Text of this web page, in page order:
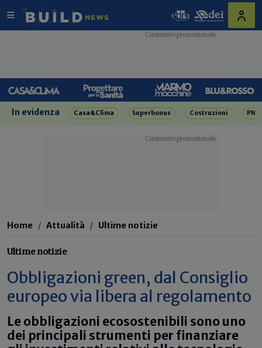
In evidenza Casa&Clima Superbonus Costruzioni
Home Attualità Ultime notizie
Ultime notizie
Obbligazioni green, dal Consiglio
europeo via libera al regolamento
Le obbligazioni ecosostenibili sono uno
dei principali strumenti per finanziare